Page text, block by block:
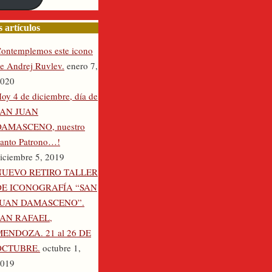
artículos
este icono
Andrej Ruvlev. enero 7,
4 de diciembre, día de
JUAN
nuestro
Patrono…!
5, 2019
RETIRO TALLER
ICONOGRAFÍA “SAN
DAMASCENO”.
RAFAEL,
21 al 26 DE
octubre 1,